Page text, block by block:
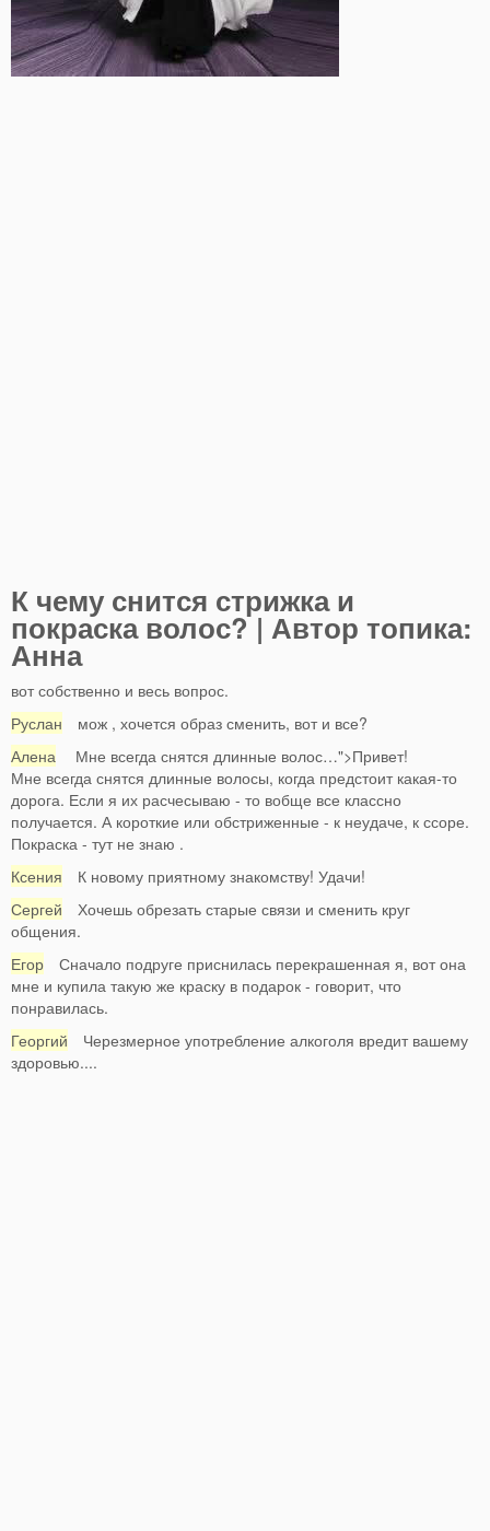
К чему снится стрижка и
покраска волос? | Автор топика:
Анна
вот собственно и весь вопрос.
Руслан мож , хочется образ сменить, вот и все?
Алена Мне всегда снятся длинные волос…">Привет!
Мне всегда снятся длинные волосы, когда предстоит какая-то
дорога. Если я их расчесываю - то вобще все классно
получается. А короткие или обстриженные - к неудаче, к ссоре.
Покраска - тут не знаю .
Ксения К новому приятному знакомству! Удачи!
Сергей Хочешь обрезать старые связи и сменить круг
общения.
Егор Сначало подруге приснилась перекрашенная я, вот она
мне и купила такую же краску в подарок - говорит, что
понравилась.
Георгий Черезмерное употребление алкоголя вредит вашему
здоровью....